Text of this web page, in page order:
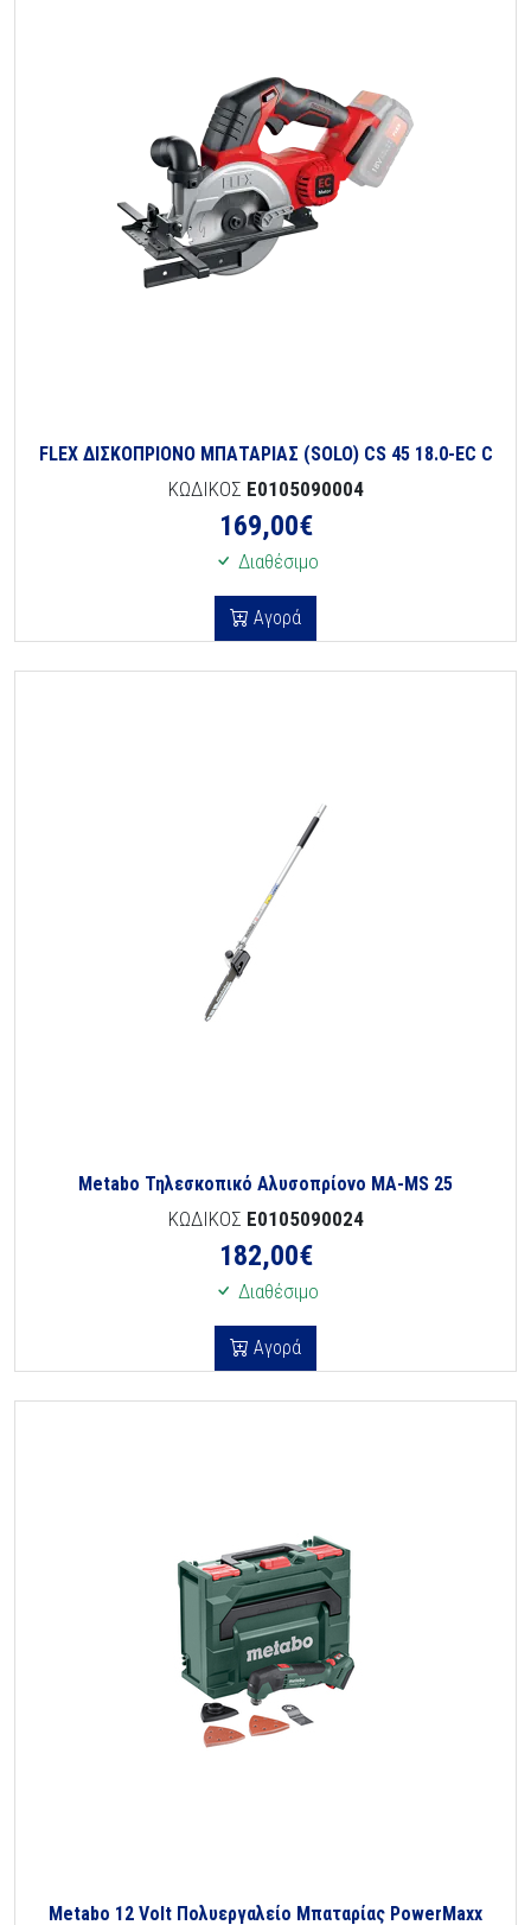
FLEX ΔΙΣΚΟΠΡΙΟΝΟ ΜΠΑΤΑΡΙΑΣ (SOLO) CS 45 18.0-EC C
ΚΩΔΙΚΟΣ E0105090004
169,00€
Διαθέσιμο
Αγορά
Metabo Τηλεσκοπικό Αλυσοπρίονο MA-MS 25
ΚΩΔΙΚΟΣ E0105090024
182,00€
Διαθέσιμο
Αγορά
Metabo 12 Volt Πολυεργαλείο Μπαταρίας PowerMaxx